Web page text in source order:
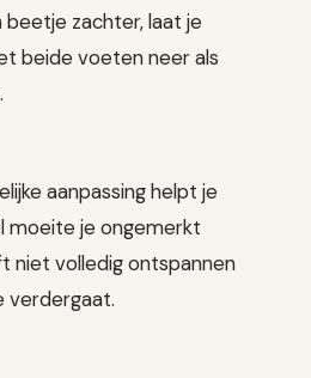
beetje zachter, laat je
beide voeten neer als
aanpassing helpt je
moeite je ongemerkt
niet volledig ontspannen
verdergaat.